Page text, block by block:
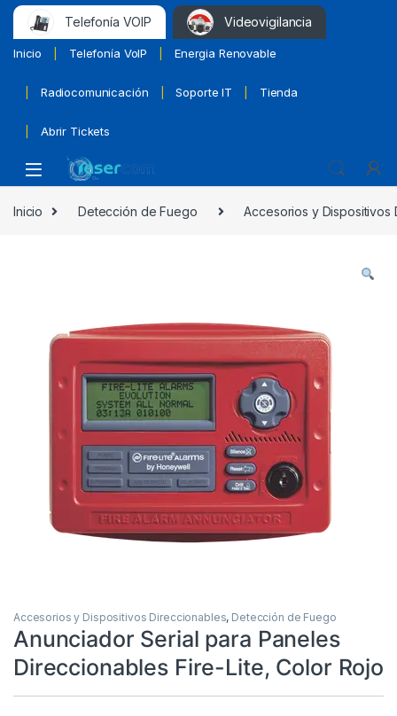
Telefonía VOIP Videovigilancia
Inicio Telefonía VoIP Energia Renovable
Radiocomunicación Soporte IT Tienda
Abrir Tickets
Inicio Detección de Fuego Accesorios y Dispositivos
Accesorios y Dispositivos Direccionables, Detección de Fuego
Anunciador Serial para Paneles
Direccionables Fire-Lite, Color Rojo